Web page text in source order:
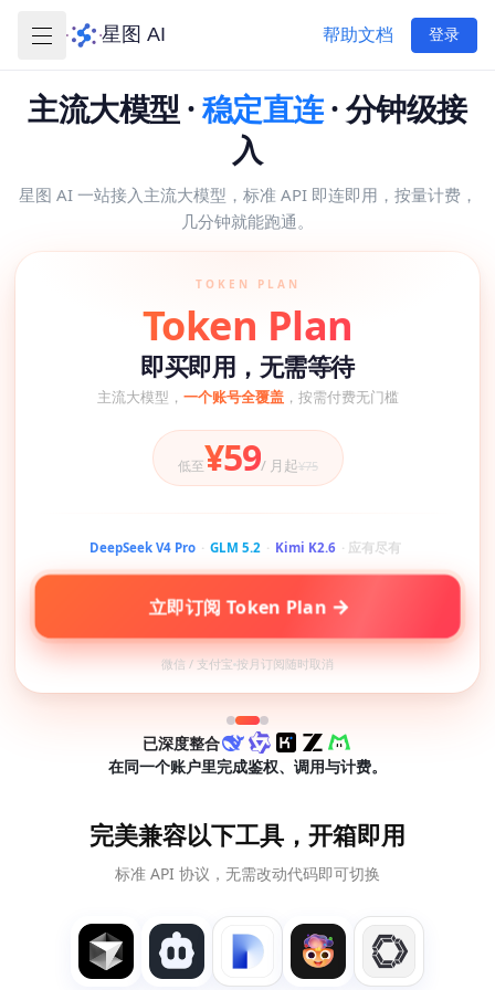
星图 AI 帮助文档 登录
主流大模型 ·稳定直连· 分钟级接
入
星图 AI 一站接入主流大模型，标准 API 即连即用，按量计费，
几分钟就能跑通。
TOKEN PLAN
Token Plan
即买即用，无需等待
主流大模型， 一个账号全覆盖，按需付费无门槛
低至¥59/ 月起¥75
DeepSeek V4 Pro · GLM 5.2 · Kimi K2.6 · 应有尽有
立即订阅 Token Plan →
微信 / 支付宝 按月订阅随时取消
已深度整合
在同一个账户里完成鉴权、调用与计费。
完美兼容以下工具，开箱即用
标准 API 协议，无需改动代码即可切换